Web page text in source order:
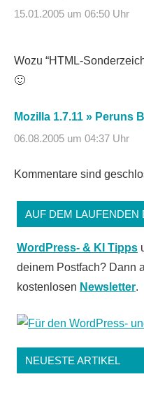
15.01.2005 um 06:50 Uhr
Wozu “HTML-
🙂
Mozilla 1.7.11 » Peruns
06.08.2005 um 04:37 Uhr
Kommentare sind
AUF DEM LAUFENDEN
WordPress- & KI Tipps
deinem Postfach? Dann
kostenlosen Newsletter.
NEUESTE ARTIKEL